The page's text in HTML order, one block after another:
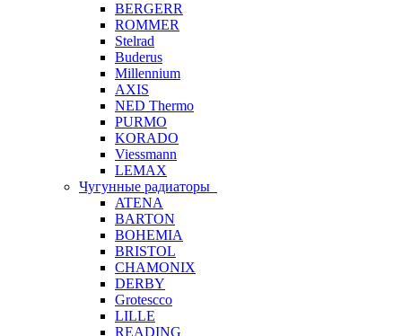
BERGERR
ROMMER
Stelrad
Buderus
Millennium
AXIS
NED Thermo
PURMO
KORADO
Viessmann
LEMAX
Чугунные радиаторы
ATENA
BARTON
BOHEMIA
BRISTOL
CHAMONIX
DERBY
Grotescco
LILLE
READING